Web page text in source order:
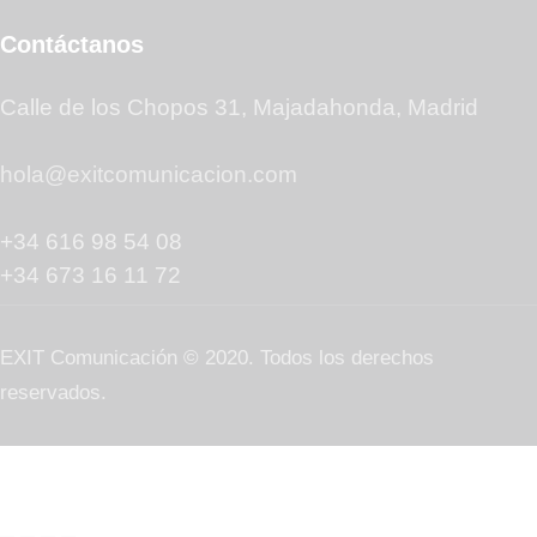
Contáctanos
Calle de los Chopos 31, Majadahonda, Madrid
hola@exitcomunicacion.com
+34 616 98 54 08
+34 673 16 11 72
EXIT Comunicación © 2020. Todos los derechos
reservados.